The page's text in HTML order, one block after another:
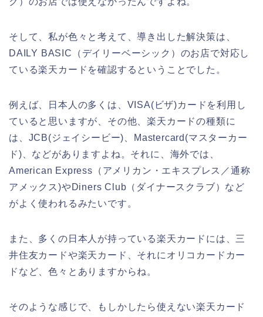
そして、私が色々と考えて、導き出した解決策は、
DAILY BASIC（デイリーベーシック）のお店で対応し
ている楽天カードを確認するということでした。
例えば、日本人の多くは、VISA(ビザ)カードを利用し
ていると思いますが、その他、楽天カードの種類に
は、JCB(ジェイシービー)、Mastercard(マスターカー
ド)、などがありますよね。それに、海外では、
American Express（アメリカン・エキスプレス／通称
アメックス)やDiners Club（ダイナースクラブ）など
がよく使われるみたいです。
また、多くの日本人が持っている楽天カードには、三
井住友カードや楽天カード、それにオリコカードカー
ドなど、色々とありますからね。
そのような感じで、もしかしたら使えない楽天カード